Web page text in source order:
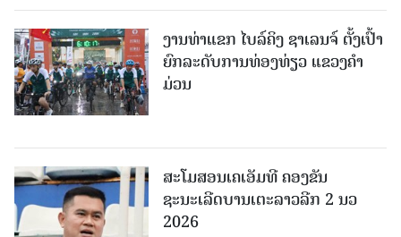
ງານທ່າແຂກ ໄບລ໌ຄິງ ຊາເລນຈ໌ ຕັ້ງເປົ້າ
ຍົກລະດັບການທ່ອງທ່ຽວ ແຂວງຄໍາ
ມ່ວນ
ສະໂມສອນເຄເອັມທີ ຄອງຂັນ
ຊະນະເລີດບານເຕະລາວລີກ 2 ນວ
2026